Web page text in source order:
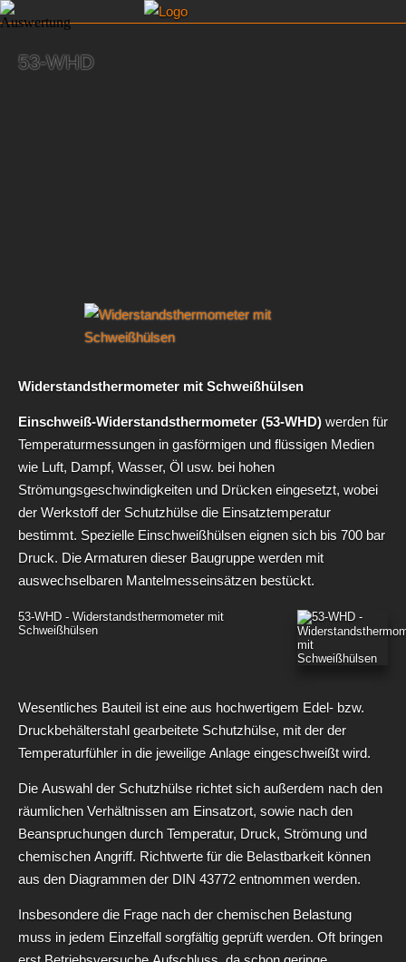
53-WHD
Widerstandsthermometer mit Schweißhülsen
Einschweiß-Widerstandsthermometer (53-WHD) werden für
Temperaturmessungen in gasförmigen und flüssigen Medien
wie Luft, Dampf, Wasser, Öl usw. bei hohen
Strömungsgeschwindigkeiten und Drücken eingesetzt, wobei
der Werkstoff der Schutzhülse die Einsatztemperatur
bestimmt. Spezielle Einschweißhülsen eignen sich bis 700 bar
Druck. Die Armaturen dieser Baugruppe werden mit
auswechselbaren Mantelmesseinsätzen bestückt.
53-WHD - Widerstandsthermometer mit
Schweißhülsen
Wesentliches Bauteil ist eine aus hochwertigem Edel- bzw.
Druckbehälterstahl gearbeitete Schutzhülse, mit der der
Temperaturfühler in die jeweilige Anlage eingeschweißt wird.
Die Auswahl der Schutzhülse richtet sich außerdem nach den
räumlichen Verhältnissen am Einsatzort, sowie nach den
Beanspruchungen durch Temperatur, Druck, Strömung und
chemischen Angriff. Richtwerte für die Belastbarkeit können
aus den Diagrammen der DIN 43772 entnommen werden.
Insbesondere die Frage nach der chemischen Belastung
muss in jedem Einzelfall sorgfältig geprüft werden. Oft bringen